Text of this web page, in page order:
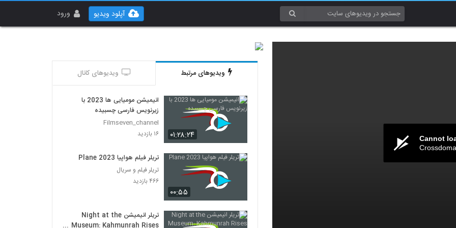
ورود آپلود ویدیو
Cannot
ویدیوهای مرتبط ویدیوهای کانال
۰۱:۲۸:۲۴
انیمیشن مومیایی ها 2023 با
زیرنویس فارسی چسبیده
Filmseven_channel
۱۶ بازدید
۰۰:۵۵
تریلر فیلم هواپیا Plane 2023
تریلر فیلم و سریال
۴۶۶ بازدید
تریلر انیمیشن Night at the
Museum: Kahmunrah Rises